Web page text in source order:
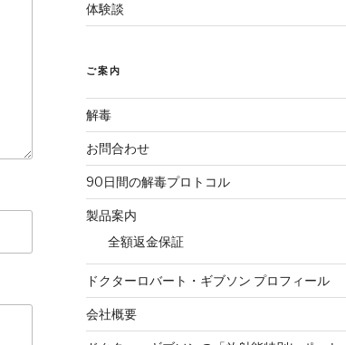
体験談
ご案内
解毒
お問合わせ
90日間の解毒プロトコル
製品案内
全額返金保証
ドクターロバート・ギブソン プロフィール
会社概要